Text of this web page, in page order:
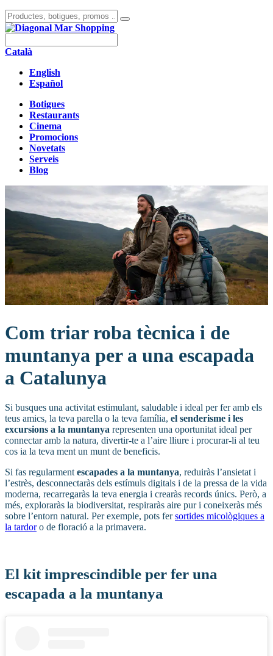
Català
English
Español
Botigues
Restaurants
Cinema
Promocions
Novetats
Serveis
Blog
Com triar roba tècnica i de
muntanya per a una escapada
a Catalunya
Si busques una activitat estimulant, saludable i ideal per fer amb els
teus amics, la teva parella o la teva família, el senderisme i les
excursions a la muntanya representen una oportunitat ideal per
connectar amb la natura, divertir-te a l’aire lliure i procurar-li al teu
cos ia la teva ment un munt de beneficis.
Si fas regularment escapades a la muntanya, reduiràs l’ansietat i
l’estrès, desconnectaràs dels estímuls digitals i de la pressa de la vida
moderna, recarregaràs la teva energia i crearàs records únics. Però, a
més, exploraràs la biodiversitat, respiraràs aire pur i coneixeràs més
sobre l’entorn natural. Per exemple, pots fersortides micològiques a
la tardoro de floració a la primavera.
El kit imprescindible per fer una
escapada a la muntanya